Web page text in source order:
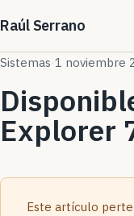
Raúl Serrano
Sistemas·1 noviembre
Explorer
Este artículo